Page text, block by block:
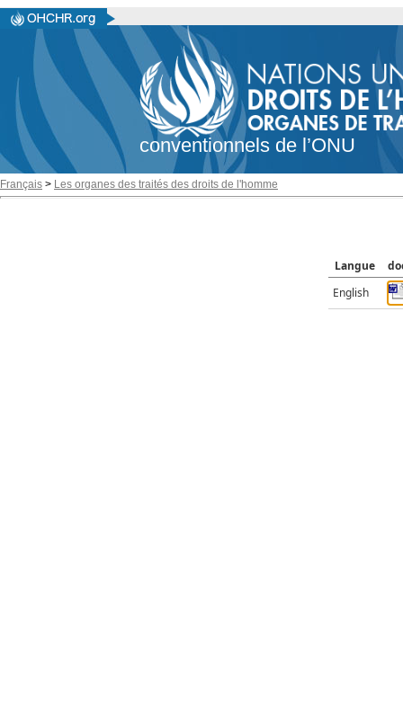
conventionnels de l’ONU
Français > Les organes des traités des droits de l'homme
Langue
English